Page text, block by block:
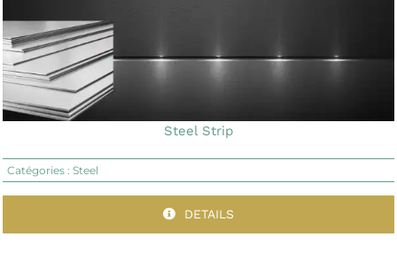
Steel Strip
Catégories : Steel
DETAILS